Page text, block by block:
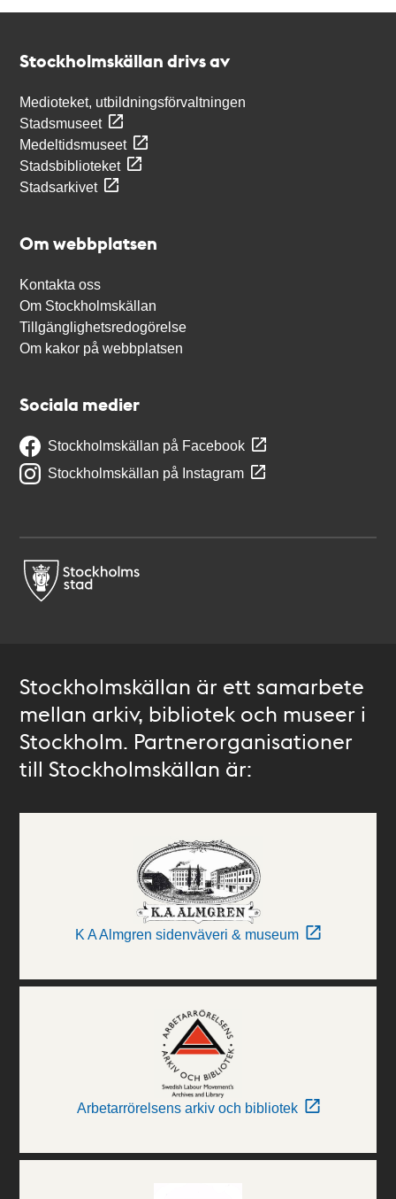
Stockholmskällan drivs av
Medioteket, utbildningsförvaltningen
Stadsmuseet
Medeltidsmuseet
Stadsbiblioteket
Stadsarkivet
Om webbplatsen
Kontakta oss
Om Stockholmskällan
Tillgänglighetsredogörelse
Om kakor på webbplatsen
Sociala medier
Stockholmskällan på Facebook
Stockholmskällan på Instagram
Stockholmskällan är ett samarbete
mellan arkiv, bibliotek och museer i
Stockholm. Partnerorganisationer
till Stockholmskällan är:
K A Almgren sidenväveri & museum
Arbetarrörelsens arkiv och bibliotek